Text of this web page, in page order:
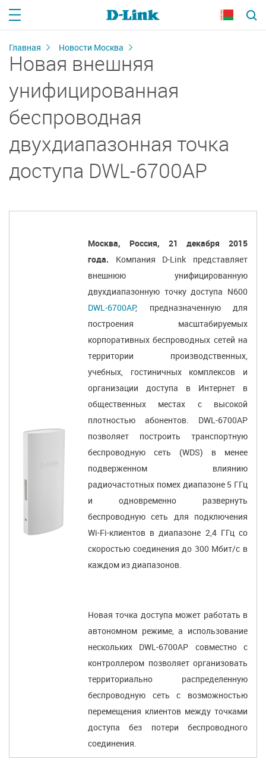
Главная Новости Москва
Новая внешняя
унифицированная
беспроводная
двухдиапазонная точка
доступа DWL-6700AP
Москва, Россия, 21 декабря 2015
года. Компания D-Link представляет
внешнюю унифицированную
двухдиапазонную точку доступа N600
DWL-6700AP, предназначенную для
построения масштабируемых
корпоративных беспроводных сетей на
территории производственных,
учебных, гостиничных комплексов и
организации доступа в Интернет в
общественных местах с высокой
плотностью абонентов. DWL-6700AP
позволяет построить транспортную
беспроводную сеть (WDS) в менее
подверженном влиянию
радиочастотных помех диапазоне 5 ГГц
и одновременно развернуть
беспроводную сеть для подключения
Wi-Fi-клиентов в диапазоне 2,4 ГГц со
скоростью соединения до 300 Мбит/с в
каждом из диапазонов.
Новая точка доступа может работать в
автономном режиме, а использование
нескольких DWL-6700AP совместно с
контроллером позволяет организовать
территориально распределенную
беспроводную сеть с возможностью
перемещения клиентов между точками
доступа без потери беспроводного
соединения.